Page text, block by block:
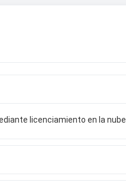
licenciamiento en la nube.